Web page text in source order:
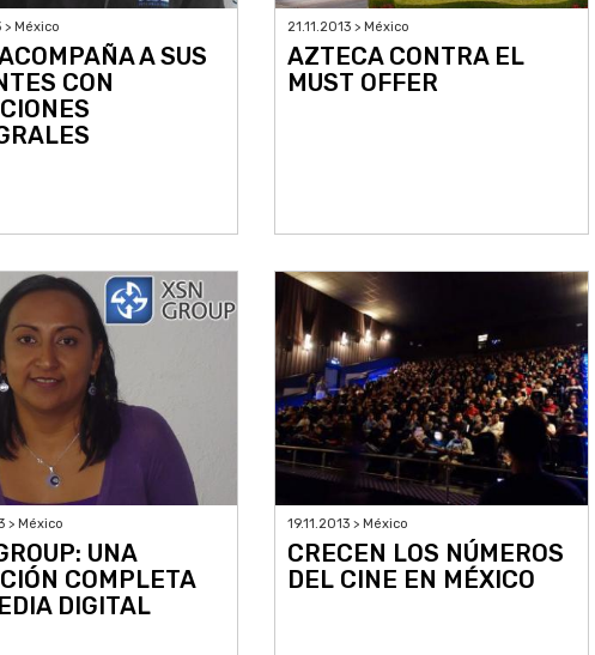
> México
A SUS
CON
21.11.2013 > México
AZTECA CONTRA EL
MUST OFFER
> México
UNA
COMPLETA
DIGITAL
19.11.2013 > México
CRECEN LOS NÚMEROS
DEL CINE EN MÉXICO